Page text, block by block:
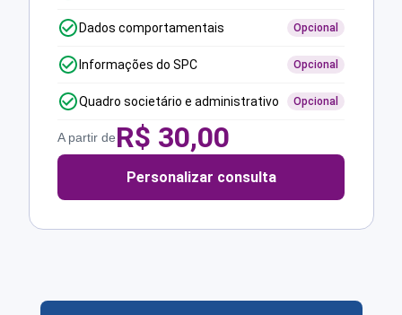
Dados comportamentais Opcional
Informações do SPC Opcional
Quadro societário e administrativo Opcional
A partir deR$ 30,00
Personalizar consulta